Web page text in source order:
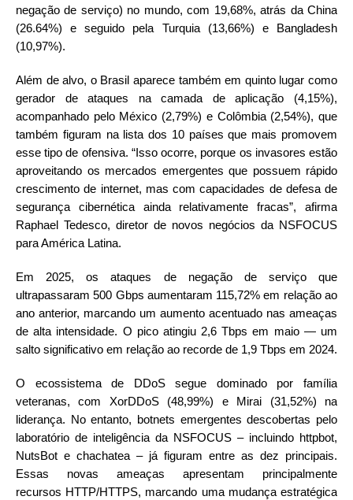
negação de serviço) no mundo, com 19,68%, atrás da China
(26.64%) e seguido pela Turquia (13,66%) e Bangladesh
(10,97%).
Além de alvo, o Brasil aparece também em quinto lugar como
gerador de ataques na camada de aplicação (4,15%),
acompanhado pelo México (2,79%) e Colômbia (2,54%), que
também figuram na lista dos 10 países que mais promovem
esse tipo de ofensiva. “Isso ocorre, porque os invasores estão
aproveitando os mercados emergentes que possuem rápido
crescimento de internet, mas com capacidades de defesa de
segurança cibernética ainda relativamente fracas”, afirma
Raphael Tedesco, diretor de novos negócios da NSFOCUS
para América Latina.
Em 2025, os ataques de negação de serviço que
ultrapassaram 500 Gbps aumentaram 115,72% em relação ao
ano anterior, marcando um aumento acentuado nas ameaças
de alta intensidade. O pico atingiu 2,6 Tbps em maio — um
salto significativo em relação ao recorde de 1,9 Tbps em 2024.
O ecossistema de DDoS segue dominado por família
veteranas, com XorDDoS (48,99%) e Mirai (31,52%) na
liderança. No entanto, botnets emergentes descobertas pelo
laboratório de inteligência da NSFOCUS – incluindo httpbot,
NutsBot e chachatea – já figuram entre as dez principais.
Essas novas ameaças apresentam principalmente
recursos HTTP/HTTPS, marcando uma mudança estratégica